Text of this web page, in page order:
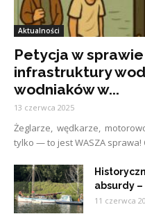
Aktualności
Petycja w
infrastruktury
wodniaków w...
13 czerwca 2025
Żeglarze, wędkarze,
tylko — to jest WASZA sprawa!
absurdy –
11 czerwca